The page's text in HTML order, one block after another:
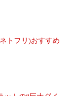
トフリ)おすすめ